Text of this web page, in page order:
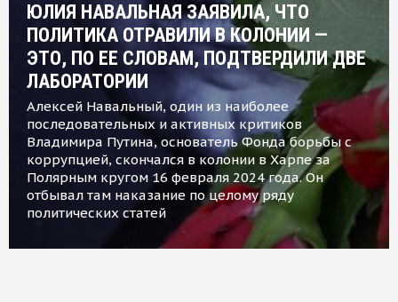
ЮЛИЯ НАВАЛЬНАЯ ЗАЯВИЛА, ЧТО
ПОЛИТИКА ОТРАВИЛИ В КОЛОНИИ —
ЭТО, ПО ЕЕ СЛОВАМ, ПОДТВЕРДИЛИ ДВЕ
ЛАБОРАТОРИИ
Алексей Навальный, один из наиболее
последовательных и активных критиков
Владимира Путина, основатель Фонда борьбы с
коррупцией, скончался в колонии в Харпе за
Полярным кругом 16 февраля 2024 года. Он
отбывал там наказание по целому ряду
политических статей